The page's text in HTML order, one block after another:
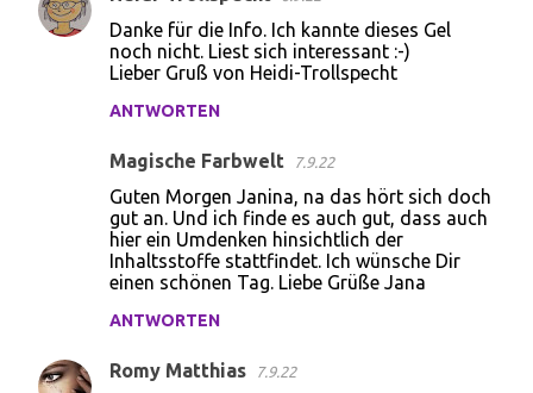
n
Danke für die Info. Ich kannte dieses Gel
noch nicht. Liest sich interessant :-)
Lieber Gruß von Heidi-Trollspecht
ANTWORTEN
Magische Farbwelt 7.9.22
Guten Morgen Janina, na das hört sich doch
gut an. Und ich finde es auch gut, dass auch
hier ein Umdenken hinsichtlich der
Inhaltsstoffe stattfindet. Ich wünsche Dir
einen schönen Tag. Liebe Grüße Jana
ANTWORTEN
Romy Matthias 7.9.22